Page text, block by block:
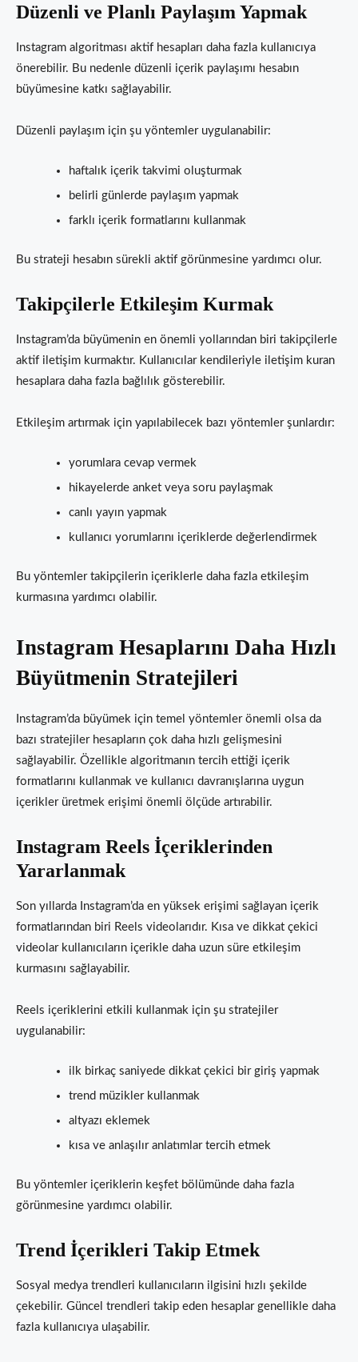
Düzenli ve Planlı Paylaşım Yapmak
Instagram algoritması aktif hesapları daha fazla kullanıcıya
önerebilir. Bu nedenle düzenli içerik paylaşımı hesabın
büyümesine katkı sağlayabilir.
Düzenli paylaşım için şu yöntemler uygulanabilir:
haftalık içerik takvimi oluşturmak
belirli günlerde paylaşım yapmak
farklı içerik formatlarını kullanmak
Bu strateji hesabın sürekli aktif görünmesine yardımcı olur.
Takipçilerle Etkileşim Kurmak
Instagram’da büyümenin en önemli yollarından biri takipçilerle
aktif iletişim kurmaktır. Kullanıcılar kendileriyle iletişim kuran
hesaplara daha fazla bağlılık gösterebilir.
Etkileşim artırmak için yapılabilecek bazı yöntemler şunlardır:
yorumlara cevap vermek
hikayelerde anket veya soru paylaşmak
canlı yayın yapmak
kullanıcı yorumlarını içeriklerde değerlendirmek
Bu yöntemler takipçilerin içeriklerle daha fazla etkileşim
kurmasına yardımcı olabilir.
Instagram Hesaplarını Daha Hızlı
Büyütmenin Stratejileri
Instagram’da büyümek için temel yöntemler önemli olsa da
bazı stratejiler hesapların çok daha hızlı gelişmesini
sağlayabilir. Özellikle algoritmanın tercih ettiği içerik
formatlarını kullanmak ve kullanıcı davranışlarına uygun
içerikler üretmek erişimi önemli ölçüde artırabilir.
Instagram Reels İçeriklerinden
Yararlanmak
Son yıllarda Instagram’da en yüksek erişimi sağlayan içerik
formatlarından biri Reels videolarıdır. Kısa ve dikkat çekici
videolar kullanıcıların içerikle daha uzun süre etkileşim
kurmasını sağlayabilir.
Reels içeriklerini etkili kullanmak için şu stratejiler
uygulanabilir:
ilk birkaç saniyede dikkat çekici bir giriş yapmak
trend müzikler kullanmak
altyazı eklemek
kısa ve anlaşılır anlatımlar tercih etmek
Bu yöntemler içeriklerin keşfet bölümünde daha fazla
görünmesine yardımcı olabilir.
Trend İçerikleri Takip Etmek
Sosyal medya trendleri kullanıcıların ilgisini hızlı şekilde
çekebilir. Güncel trendleri takip eden hesaplar genellikle daha
fazla kullanıcıya ulaşabilir.